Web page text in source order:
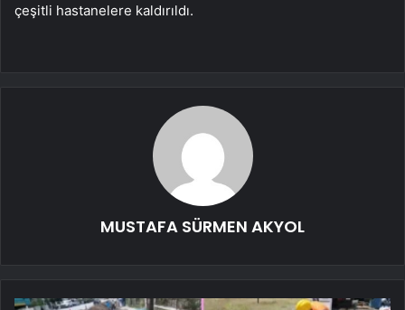
çeşitli hastanelere kaldırıldı.
MUSTAFA SÜRMEN AKYOL